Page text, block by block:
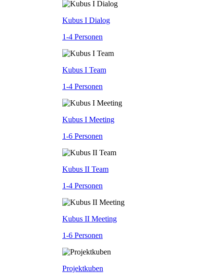
Kubus I Dialog
1-4 Personen
Kubus I Team
1-4 Personen
Kubus I Meeting
1-6 Personen
Kubus II Team
1-4 Personen
Kubus II Meeting
1-6 Personen
Projektkuben